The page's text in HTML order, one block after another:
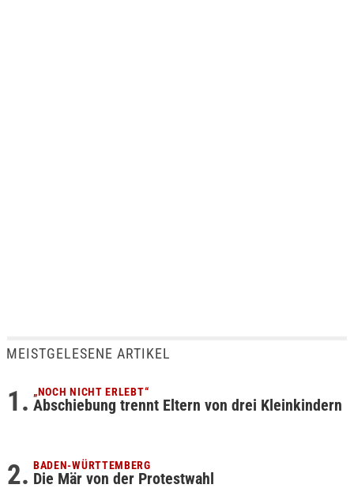
MEISTGELESENE ARTIKEL
„NOCH NICHT ERLEBT“
Abschiebung trennt Eltern von drei Kleinkindern
BADEN-WÜRTTEMBERG
Die Mär von der Protestwahl